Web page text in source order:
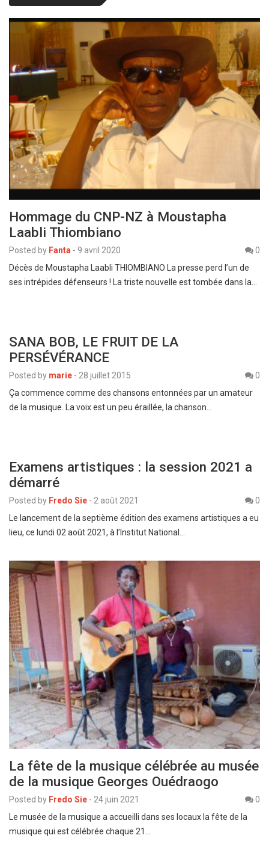
Hommage du CNP-NZ à Moustapha
Laabli Thiombiano
Posted by Fanta - 9 avril 2020
0
Décès de Moustapha Laabli THIOMBIANO La presse perd l’un de
ses intrépides défenseurs ! La triste nouvelle est tombée dans la…
SANA BOB, LE FRUIT DE LA
PERSÉVÉRANCE
Posted by marie - 28 juillet 2015
0
Ça commence comme des chansons entonnées par un amateur
de la musique. La voix est un peu éraillée, la chanson…
Examens artistiques : la session 2021 a
démarré
Posted by Fredo Sie - 2 août 2021
0
Le lancement de la septième édition des examens artistiques a eu
lieu, ce lundi 02 août 2021, à l’Institut National…
La fête de la musique célébrée au musée
de la musique Georges Ouédraogo
Posted by Fredo Sie - 24 juin 2021
0
Le musée de la musique a accueilli dans ses locaux la fête de la
musique qui est célébrée chaque 21…